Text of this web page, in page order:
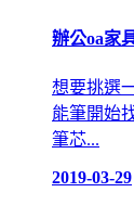
辦公oa家
想要挑選
能筆開始
筆芯...
2019-03-29